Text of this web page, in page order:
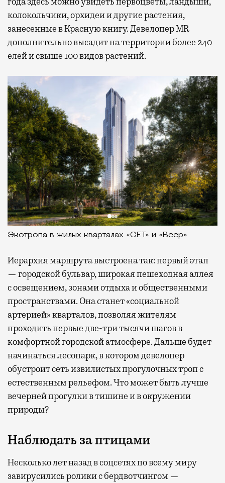
колокольчики, орхидеи и другие растения,
занесенные в Красную книгу. Девелопер MR
дополнительно высадит на территории более 240
елей и свыше 100 видов растений.
Экотропа в жилых кварталах «СЕТ» и «Веер»
Иерархия маршрута выстроена так: первый этап
— городской бульвар, широкая пешеходная аллея
с освещением, зонами отдыха и общественными
пространствами. Она станет «социальной
артерией» кварталов, позволяя жителям
проходить первые две-три тысячи шагов в
комфортной городской атмосфере. Дальше будет
начинаться лесопарк, в котором девелопер
обустроит сеть извилистых прогулочных троп с
естественным рельефом. Что может быть лучше
вечерней прогулки в тишине и в окружении
природы?
Наблюдать за птицами
Несколько лет назад в соцсетях по всему миру
завирусились ролики с бердвотчингом —